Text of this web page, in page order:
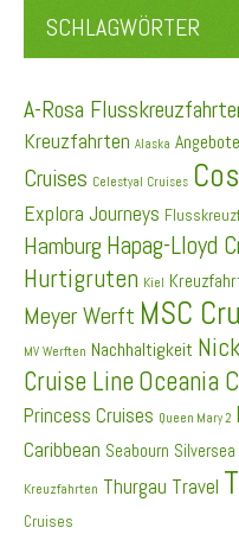
SCHLAGWÖRTER
A-Rosa
Kreuzfahrten Alaska Angebote
Cruises Celestyal Cruises
Explora Journeys
Hamburg Hapag-Lloyd
Hurtigruten Kiel
Meyer Werft MSC
MV Werften Nachhaltigkeit
Cruise Line Oceania
Princess Cruises Queen Mary 2
Caribbean Seabourn Silversea
Kreuzfahrten Thurgau Travel
Cruises